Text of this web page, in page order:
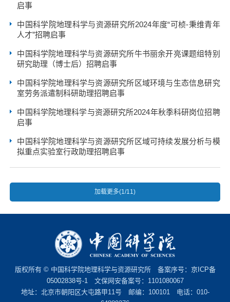
启事
中国科学院地理科学与资源研究所2024年度“可桢-秉维青年
人才”招聘启事
中国科学院地理科学与资源研究所牛书丽余开亮课题组特别
研究助理（博士后）招聘启事
中国科学院地理科学与资源研究所区域环境与生态信息研究
室劳务派遣制科研助理招聘启事
中国科学院地理科学与资源研究所2024年秋季科研岗位招聘
启事
中国科学院地理科学与资源研究所区域可持续发展分析与模
拟重点实验室行政助理招聘启事
加载更多(1/11)
版权所有 © 中国科学院地理科学与资源研究所 备案序号： 京ICP备
05002838号-1文保网安备案号：1101080067
地址：北京市朝阳区大屯路甲11号 邮编：100101 电话：010-